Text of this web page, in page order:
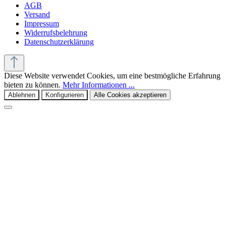
AGB
Versand
Impressum
Widerrufsbelehrung
Datenschutzerklärung
Diese Website verwendet Cookies, um eine bestmögliche Erfahrung
bieten zu können. Mehr Informationen ...
Ablehnen Konfigurieren Alle Cookies akzeptieren